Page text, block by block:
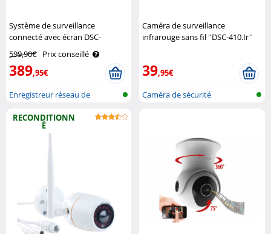
Système de surveillance
connecté avec écran DSC-
850.app V2 et 4 caméras 2K
VisorTech
599,90€ Prix conseillé
389,95€
Enregistreur réseau de
Caméra de surveillance
infrarouge sans fil ''DSC-410.Ir''
39,95€
Caméra de sécurité
RECONDITIONN
É